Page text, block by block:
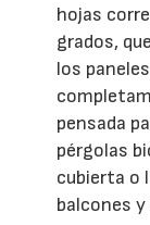
hojas
grados,
los
pensada
pérgolas
cubierta o
balcones